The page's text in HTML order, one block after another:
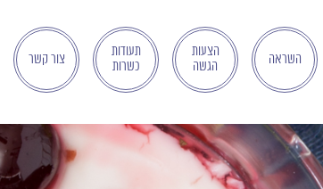
השראה
הצעות
הגשה
תעודות
כשרות
צור קשר